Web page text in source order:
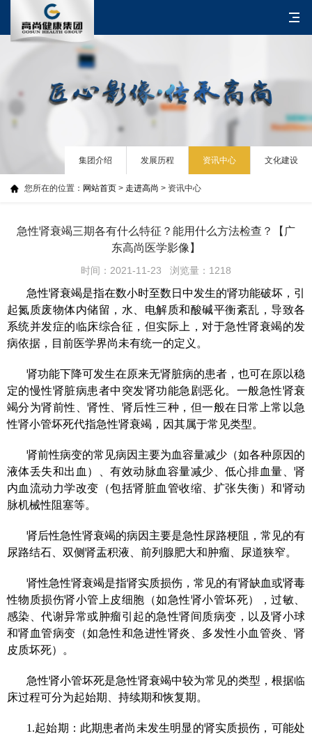
您所在的位置： 网站首页 > 走进高尚 > 资讯中心
集团介绍 发展历程 资讯中心 文化建设
急性肾衰竭三期各有什么特征？能用什么方法检查？【广
东高尚医学影像】
时间：2021-11-23 浏览量：1218
急性肾衰竭是指在数小时至数日中发生的肾功能破坏，引
起氮质废物体内储留，水、电解质和酸碱平衡紊乱，导致各
系统并发症的临床综合征，但实际上，对于急性肾衰竭的发
病依据，目前医学界尚未有统一的定义。
肾功能下降可发生在原来无肾脏病的患者，也可在原以稳
定的慢性肾脏病患者中突发肾功能急剧恶化。一般急性肾衰
竭分为肾前性、肾性、肾后性三种，但一般在日常上常以急
性肾小管坏死代指急性肾衰竭，因其属于常见类型。
肾前性病变的常见病因主要为血容量减少（如各种原因的
液体丢失和出血）、有效动脉血容量减少、低心排血量、肾
内血流动力学改变（包括肾脏血管收缩、扩张失衡）和肾动
脉机械性阻塞等。
肾后性急性肾衰竭的病因主要是急性尿路梗阻，常见的有
尿路结石、双侧肾盂积液、前列腺肥大和肿瘤、尿道狭窄。
肾性急性肾衰竭是指肾实质损伤，常见的有肾缺血或肾毒
性物质损伤肾小管上皮细胞（如急性肾小管坏死），过敏、
感染、代谢异常或肿瘤引起的急性肾间质病变，以及肾小球
和肾血管病变（如急性和急进性肾炎、多发性小血管炎、肾
皮质坏死）。
急性肾小管坏死是急性肾衰竭中较为常见的类型，根据临
床过程可分为起始期、持续期和恢复期。
1.起始期：此期患者尚未发生明显的肾实质损伤，可能处